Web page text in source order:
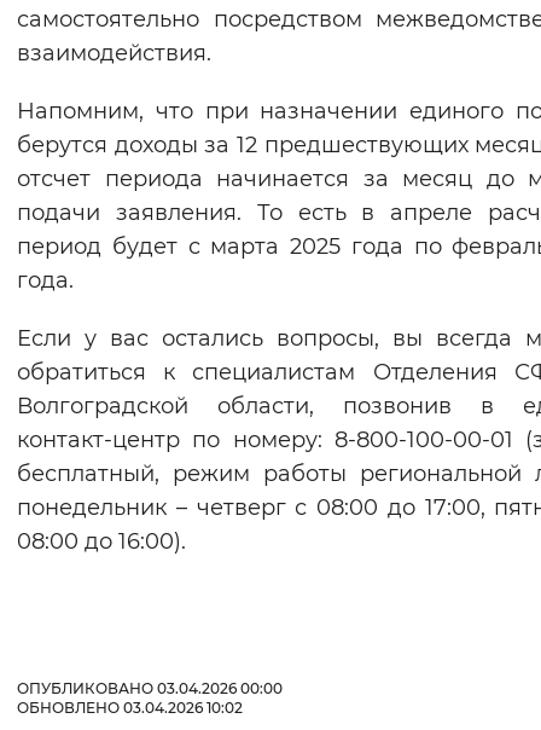
самостоятельно посредством
взаимодействия.
Напомним, что при назначении единого
берутся доходы за 12 предшествующих
отсчет периода начинается за месяц до
подачи заявления. То есть в апреле
период будет с марта 2025 года по
года.
Если у вас остались вопросы, вы всегда
обратиться к специалистам Отделения
Волгоградской области, позвонив в
контакт-центр по номеру: 8-800-100-00-01
бесплатный, режим работы региональной
понедельник – четверг с 08:00 до 17:00,
08:00 до 16:00).
ОПУБЛИКОВАНО 03.04.2026 00:00
ОБНОВЛЕНО 03.04.2026 10:02